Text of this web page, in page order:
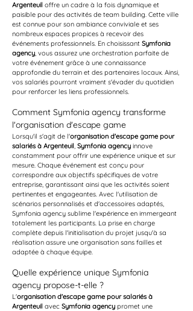
Argenteuil offre un cadre à la fois dynamique et
paisible pour des activités de team building. Cette ville
est connue pour son ambiance conviviale et ses
nombreux espaces propices à recevoir des
événements professionnels. En choisissant Symfonia
agency, vous assurez une orchestration parfaite de
votre événement grâce à une connaissance
approfondie du terrain et des partenaires locaux. Ainsi,
vos salariés pourront vraiment s'évader du quotidien
pour renforcer les liens professionnels.
Comment Symfonia agency transforme
l'organisation d'escape game
Lorsqu'il s'agit de l'organisation d'escape game pour
salariés à Argenteuil, Symfonia agency innove
constamment pour offrir une expérience unique et sur
mesure. Chaque événement est conçu pour
correspondre aux objectifs spécifiques de votre
entreprise, garantissant ainsi que les activités soient
pertinentes et engageantes. Avec l'utilisation de
scénarios personnalisés et d'accessoires adaptés,
Symfonia agency sublime l'expérience en immergeant
totalement les participants. La prise en charge
complète depuis l'initialisation du projet jusqu'à sa
réalisation assure une organisation sans failles et
adaptée à chaque équipe.
Quelle expérience unique Symfonia
agency propose-t-elle ?
L'organisation d'escape game pour salariés à
Argenteuil avec Symfonia agency promet une